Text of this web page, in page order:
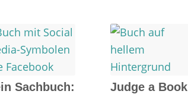
Sachbuch:
Judge a Book